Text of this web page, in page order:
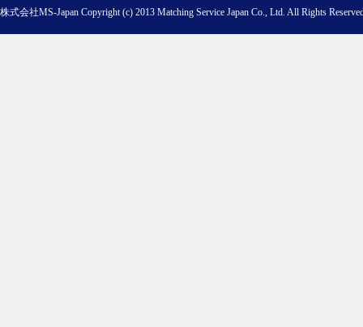
株式会社MS-Japan Copyright (c) 2013 Matching Service Japan Co., Ltd. All Rights